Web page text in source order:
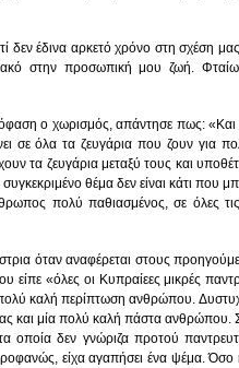
δεν έδινα αρκετό χρόνο στη σχέση
κακό στην προσωπική μου ζωή.
ο χωρισμός, απάντησε πως:
σε όλα τα ζευγάρια που ζουν για
τα ζευγάρια μεταξύ τους και
συγκεκριμένο θέμα δεν είναι κάτι
πολύ παθιασμένος, σε όλες
όταν αναφέρεται στους
είπε «όλες οι Κυπραίεες μικρές
πολύ καλή περίπτωση ανθρώπου.
και μία πολύ καλή πάστα
οποία δεν γνώριζα προτού
είχα αγαπήσει ένα ψέμα.